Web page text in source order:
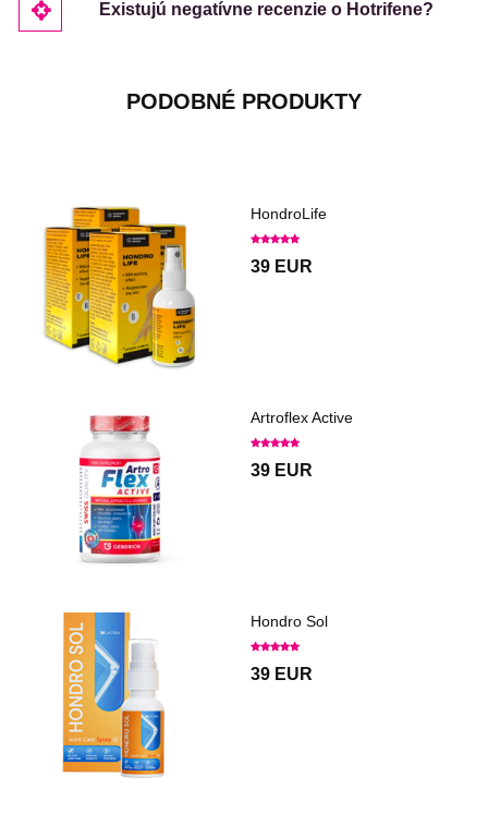
Existujú negatívne recenzie o Hotrifene?
PODOBNÉ PRODUKTY
HondroLife
39 EUR
Artroflex Active
39 EUR
Hondro Sol
39 EUR